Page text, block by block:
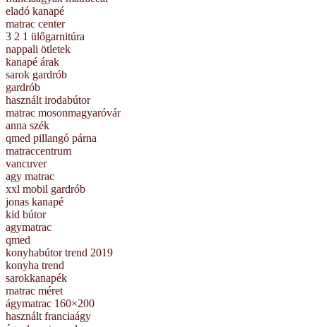
eladó kanapé
matrac center
3 2 1 ülőgarnitúra
nappali ötletek
kanapé árak
sarok gardrób
gardrób
használt irodabútor
matrac mosonmagyaróvár
anna szék
qmed pillangó párna
matraccentrum
vancuver
agy matrac
xxl mobil gardrób
jonas kanapé
kid bútor
agymatrac
qmed
konyhabútor trend 2019
konyha trend
sarokkanapék
matrac méret
ágymatrac 160×200
használt franciaágy